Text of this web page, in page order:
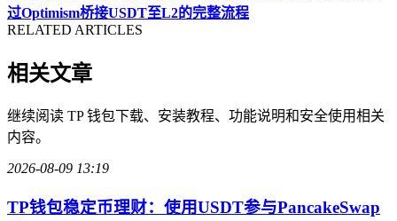
过Optimism桥接USDT至L2的完整流程
RELATED ARTICLES
相关文章
继续阅读 TP 钱包下载、安装教程、功能说明和安全使用相关
内容。
2026-08-09 13:19
TP钱包稳定币理财：使用USDT参与PancakeSwap